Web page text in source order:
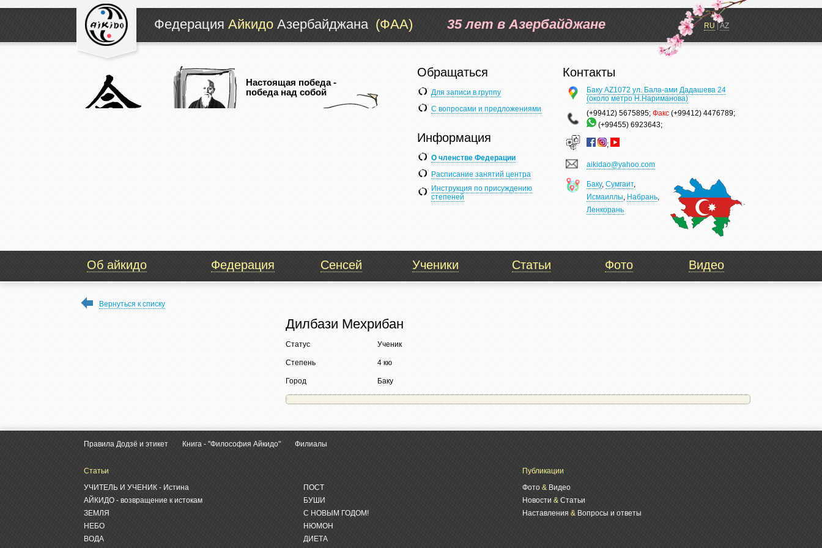
Федерация Айкидо Азербайджана (ФАА) 35 лет в Азербайджане RU |AZ
Настоящая победа -
победа над собой
Обращаться
Для записи в группу
С вопросами и предложениями
Информация
О членстве Федерации
Расписание занятий центра
Инструкция по присуждению
степеней
Контакты
Баку AZ1072 ул. Бала-ами Дадашева 24
(около метро Н.Нариманова)
(+99412) 5675895; Факс (+99412) 4476789;
(+99455) 6923643;
;
aikidao@yahoo.com
Баку, Сумгаит,
Исмаиллы, Набрань,
Ленкорань
Об айкидо Федерация Сенсей Ученики Статьи Фото Видео
Вернуться к списку
Дилбази Мехрибан
Статус Ученик
Степень 4 кю
Город Баку
Правила Додзё и этикет Книга - "Философия Айкидо" Филиалы
Статьи
УЧИТЕЛЬ И УЧЕНИК - Истина
АЙКИДО - возвращение к истокам
ЗЕМЛЯ
НЕБО
ВОДА
ПОСТ
БУШИ
С НОВЫМ ГОДОМ!
НЮМОН
ДИЕТА
Публикации
Фото & Видео
Новости & Статьи
Наставления & Вопросы и ответы